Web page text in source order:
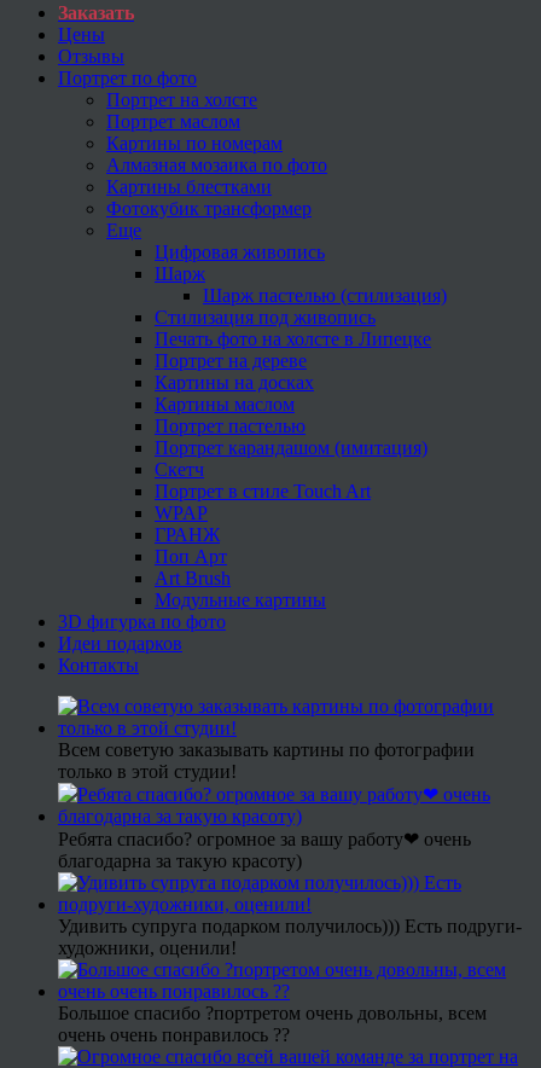
Заказать
Цены
Отзывы
Портрет по фото
Портрет на холсте
Портрет маслом
Картины по номерам
Алмазная мозаика по фото
Картины блестками
Фотокубик трансформер
Еще
Цифровая живопись
Шарж
Шарж пастелью (стилизация)
Стилизация под живопись
Печать фото на холсте в Липецке
Портрет на дереве
Картины на досках
Картины маслом
Портрет пастелью
Портрет карандашом (имитация)
Скетч
Портрет в стиле Touch Art
WPAP
ГРАНЖ
Поп Арт
Art Brush
Модульные картины
3D фигурка по фото
Идеи подарков
Контакты
Всем советую заказывать картины по фотографии
только в этой студии!
Ребята спасибо? огромное за вашу работу❤ очень
благодарна за такую красоту)
Удивить супруга подарком получилось))) Есть подруги-
художники, оценили!
Большое спасибо ?портретом очень довольны, всем
очень очень понравилось ??